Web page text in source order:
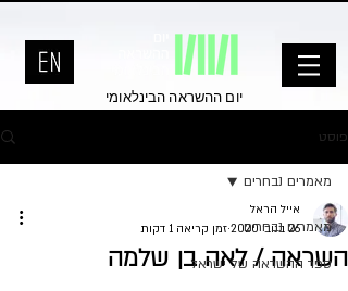
יום ההשראה הבינלאומי
פוסט
מאמרים נבחרים
ספר ההשראה של ישראל
מאמרים נבחרים
השראה / לאה בן שלמה
אייל הראל
26 בנוב׳ 2020
זמן קריאה 1 דקות